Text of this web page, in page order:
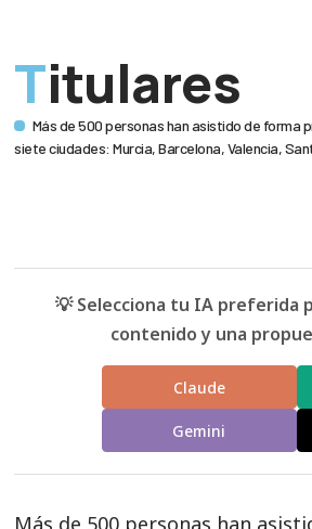
Titulares
Más de 500 personas han asistido de forma
siete ciudades: Murcia, Barcelona, Valencia,
💡 Selecciona tu IA preferida
contenido y una
Claude
Gemini
Más de 500 personas han